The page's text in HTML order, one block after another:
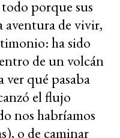
porque sus
aventura de vivir,
ha sido
de un volcán
ver qué pasaba
el flujo
nos habríamos
o de caminar